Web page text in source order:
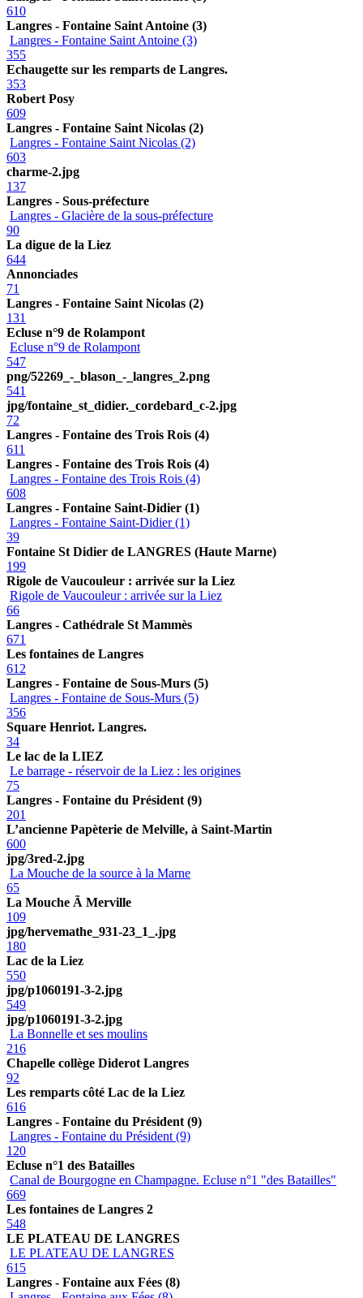
610
Langres - Fontaine Saint Antoine (3)
Langres - Fontaine Saint Antoine (3)
355
Echaugette sur les remparts de Langres.
353
Robert Posy
609
Langres - Fontaine Saint Nicolas (2)
Langres - Fontaine Saint Nicolas (2)
603
charme-2.jpg
137
Langres - Sous-préfecture
Langres - Glacière de la sous-préfecture
90
La digue de la Liez
644
Annonciades
71
Langres - Fontaine Saint Nicolas (2)
131
Ecluse n°9 de Rolampont
Ecluse n°9 de Rolampont
547
png/52269_-_blason_-_langres_2.png
541
jpg/fontaine_st_didier._cordebard_c-2.jpg
72
Langres - Fontaine des Trois Rois (4)
611
Langres - Fontaine des Trois Rois (4)
Langres - Fontaine des Trois Rois (4)
608
Langres - Fontaine Saint-Didier (1)
Langres - Fontaine Saint-Didier (1)
39
Fontaine St Didier de LANGRES (Haute Marne)
199
Rigole de Vaucouleur : arrivée sur la Liez
Rigole de Vaucouleur : arrivée sur la Liez
66
Langres - Cathédrale St Mammès
671
Les fontaines de Langres
612
Langres - Fontaine de Sous-Murs (5)
Langres - Fontaine de Sous-Murs (5)
356
Square Henriot. Langres.
34
Le lac de la LIEZ
Le barrage - réservoir de la Liez : les origines
75
Langres - Fontaine du Président (9)
201
L’ancienne Papèterie de Melville, à Saint-Martin
600
jpg/3red-2.jpg
La Mouche de la source à la Marne
65
La Mouche Ã Merville
109
jpg/hervemathe_931-23_1_.jpg
180
Lac de la Liez
550
jpg/p1060191-3-2.jpg
549
jpg/p1060191-3-2.jpg
La Bonnelle et ses moulins
216
Chapelle collège Diderot Langres
92
Les remparts côté Lac de la Liez
616
Langres - Fontaine du Président (9)
Langres - Fontaine du Président (9)
120
Ecluse n°1 des Batailles
Canal de Bourgogne en Champagne. Ecluse n°1 "des Batailles"
669
Les fontaines de Langres 2
548
LE PLATEAU DE LANGRES
LE PLATEAU DE LANGRES
615
Langres - Fontaine aux Fées (8)